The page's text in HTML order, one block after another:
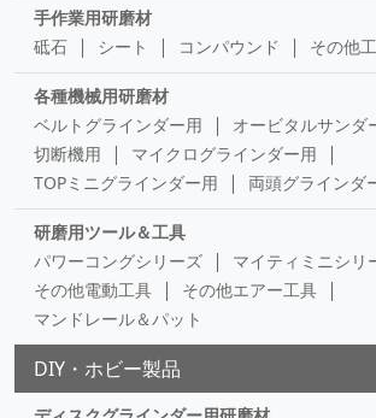
手作業用研磨材
砥石
シート コンパウンド その他
各種機械用研磨材
ベルトグラインダー用
オービタルサンダ
切断機用
マイクログラインダー用
TOPミニグラインダー用
両頭グラインダ
研磨用ツール＆工具
パワーコングシリーズ
マイティミニシリ
その他電動工具
その他エアー工具
マンドレール＆パット
DIY・ホビー製品